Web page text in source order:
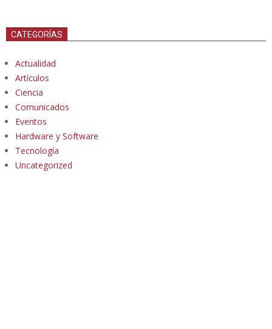
CATEGORÍAS
Actualidad
Artículos
Ciencia
Comunicados
Eventos
Hardware y Software
Tecnología
Uncategorized